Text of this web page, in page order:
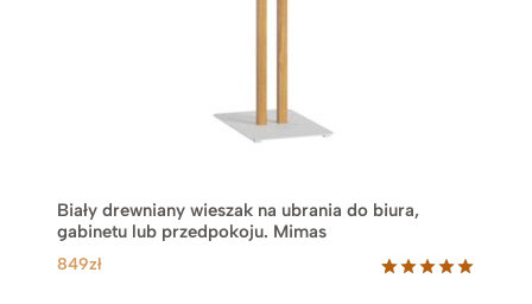
Biały drewniany wieszak na ubrania do biura,
gabinetu lub przedpokoju. Mimas
849zł